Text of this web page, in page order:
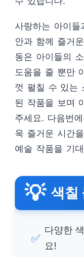
사랑하는 아이
안과 함께 즐거
동은 아이들의
도움을 줄 뿐만
껏 펼칠 수 있는
된 작품을 보며
주세요. 다음번
욱 즐거운 시간
예술 작품을 기
💡 색칠
✅
다양한
요!